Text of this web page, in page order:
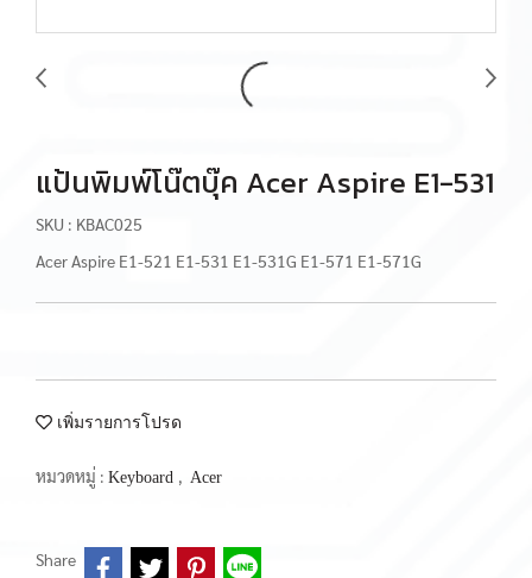
แป้นพิมพ์โน๊ตบุ๊ค Acer Aspire E1-531
SKU : KBAC025
Acer Aspire E1-521 E1-531 E1-531G E1-571 E1-571G
เพิ่มรายการโปรด
หมวดหมู่ : Keyboard , Acer
Share